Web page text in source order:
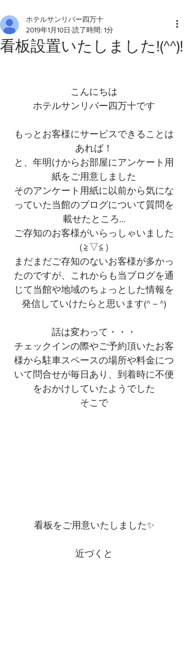
看板設置いたしました!(^^)!
ホテルサンリバー四万十
2019年1月10日 読了時間: 1分
こんにちは
ホテルサンリバー四万十です
もっとお客様にサービスできることは
あれば！
と、年明けからお部屋にアンケート用
紙をご用意しました
そのアンケート用紙に以前から気にな
っていた当館のブログについて質問を
載せたところ…
ご存知のお客様がいらっしゃいました
（≧▽≦）
まだまだご存知のないお客様が多かっ
たのですが、これからも当ブログを通
じて当館や地域のちょっとした情報を
発信していけたらと思います(^－^)
話は変わって・・・
チェックインの際やご予約頂いたお客
様から駐車スペースの場所や料金につ
いて問合せが毎日あり、到着時に不便
をおかけしていたようでした
そこで
看板をご用意いたしました✨
近づくと